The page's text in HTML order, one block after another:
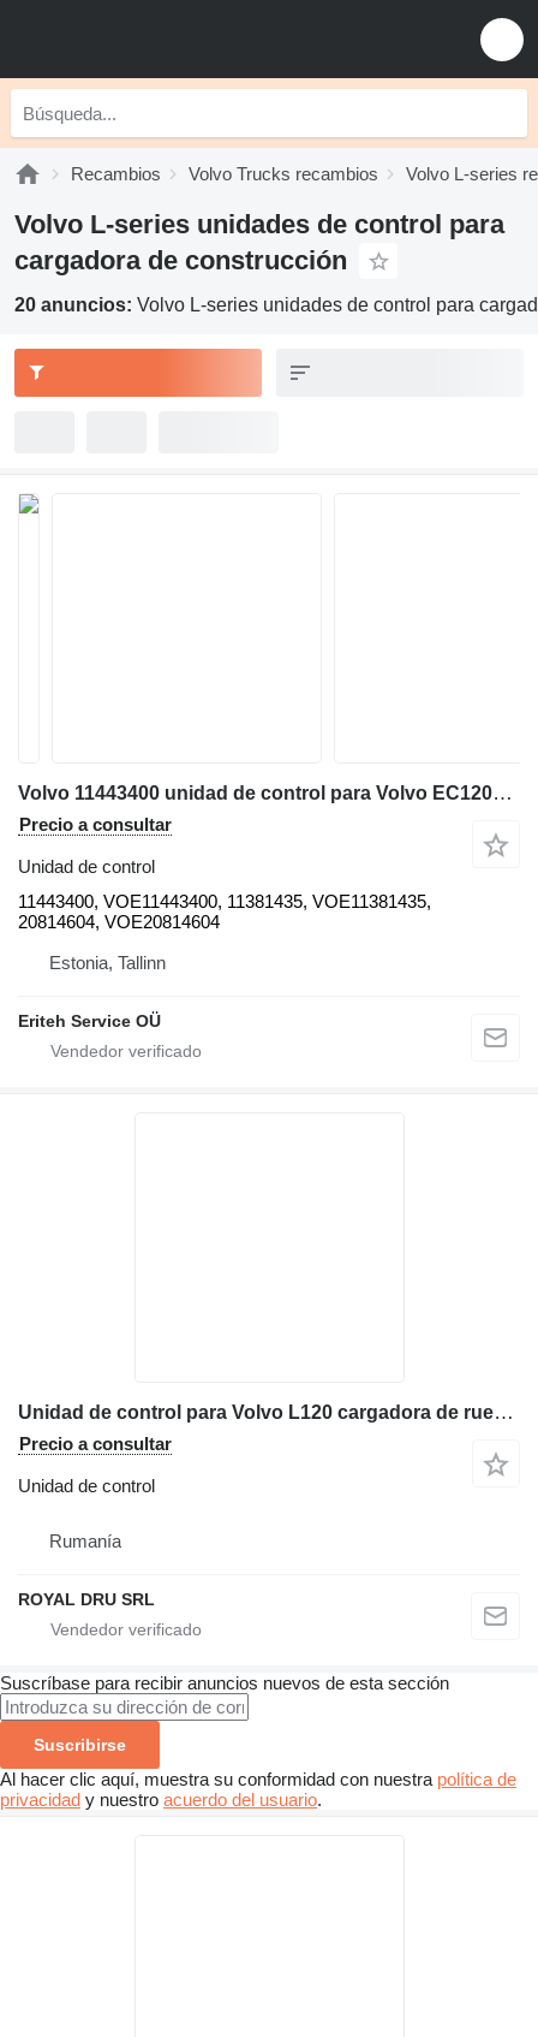
Recambios Volvo Trucks recambios Volvo L-series
Volvo L-series unidades de control para
cargadora de construcción
20 anuncios: Volvo L-series unidades de control para
Volvo 11443400 unidad de control para Volvo EC120D/C, EC160D/C, EC180C/D, EC210D/C, EC220D, EC290C, EC300D, EC330C, EC380D, EC480D, L70F, L60F, L90F, L110E, L120E, A25F, A25F/G, A25G, A30F, A30F/G, A30G, A35F, A35F FS, A35F/G, A35F/G FS, A35G, A40F, A40F FS, A40F/G, A40F/G FS, A40G, A45G, A45G FS, A60H cargadora de ruedas
Precio a consultar
Unidad de control
11443400, VOE11443400, 11381435, VOE11381435,
20814604, VOE20814604
Estonia, Tallinn
Eriteh Service OÜ
Unidad de control para Volvo L120 cargadora de ruedas
Precio a consultar
Unidad de control
Rumanía
ROYAL DRU SRL
Suscríbase para recibir anuncios nuevos de esta sección
Suscribirse
Al hacer clic aquí, muestra su conformidad con nuestra política de
privacidad y nuestro acuerdo del usuario.